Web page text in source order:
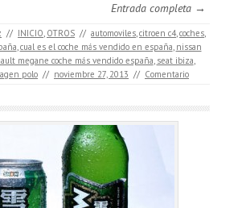
Entrada completa →
// INICIO, OTROS // automoviles,citroen c4,coches,
,cual es el coche más vendido en españa, nissan
megane coche más vendido españa, seat ibiza,
polo // noviembre 27, 2013 // Comentario